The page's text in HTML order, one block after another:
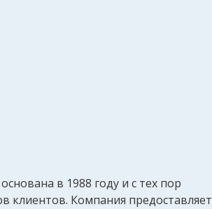
в 1988 году и с тех пор
клиентов. Компания предоставляет